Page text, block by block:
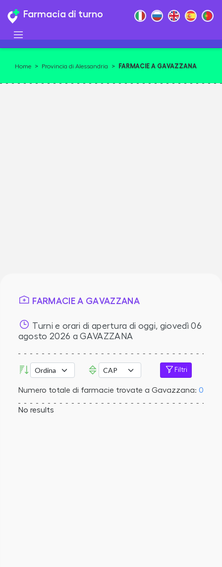
Farmacia di turno
Home > Provincia di Alessandria > FARMACIE A GAVAZZANA
FARMACIE A GAVAZZANA
Turni e orari di apertura di oggi, giovedì 06
agosto 2026 a GAVAZZANA
Filtri
Numero totale di farmacie trovate a Gavazzana: 0
No results